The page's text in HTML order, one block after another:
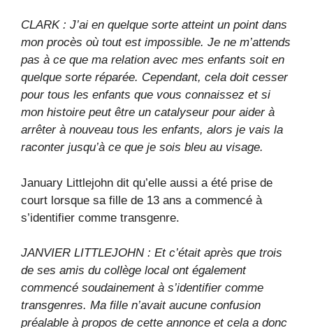
CLARK : J’ai en quelque sorte atteint un point dans
mon procès où tout est impossible. Je ne m’attends
pas à ce que ma relation avec mes enfants soit en
quelque sorte réparée. Cependant, cela doit cesser
pour tous les enfants que vous connaissez et si
mon histoire peut être un catalyseur pour aider à
arrêter à nouveau tous les enfants, alors je vais la
raconter jusqu’à ce que je sois bleu au visage.
January Littlejohn dit qu’elle aussi a été prise de
court lorsque sa fille de 13 ans a commencé à
s’identifier comme transgenre.
JANVIER LITTLEJOHN : Et c’était après que trois
de ses amis du collège local ont également
commencé soudainement à s’identifier comme
transgenres. Ma fille n’avait aucune confusion
préalable à propos de cette annonce et cela a donc